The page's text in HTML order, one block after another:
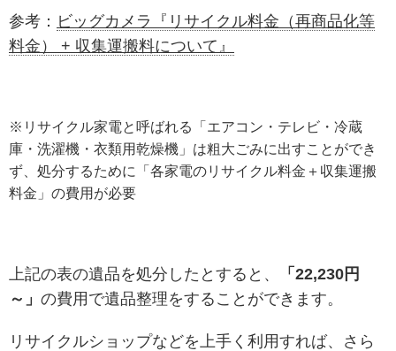
参考： ビッグカメラ『リサイクル料金（再商品化等
料金） + 収集運搬料について』
※リサイクル家電と呼ばれる「エアコン・テレビ・冷蔵
庫・洗濯機・衣類用乾燥機」 は粗大ごみに出すことができ
ず、処分するために「各家電のリサイクル料金＋収集運搬
料金」の費用が必要
上記の表の遺品を処分したとすると、
「22,230円
～」 の費用で遺品整理をすることができます。
リサイクルショップなどを上手く利用すれば、さら